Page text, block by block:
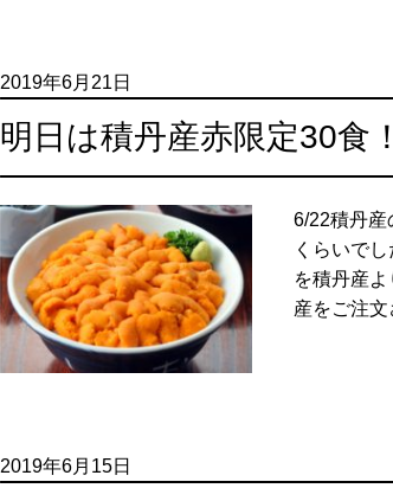
2019年6月21日
明日は積丹産赤限定30食！
6/22積丹産
くらいで
を積丹産
産をご注
2019年6月15日